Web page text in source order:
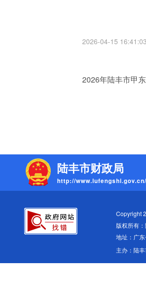
2026-04-15 16:41:03
2026年陆丰市甲
陆丰市财政局
http://
Copyright
版权所有
地址：广
主办：陆